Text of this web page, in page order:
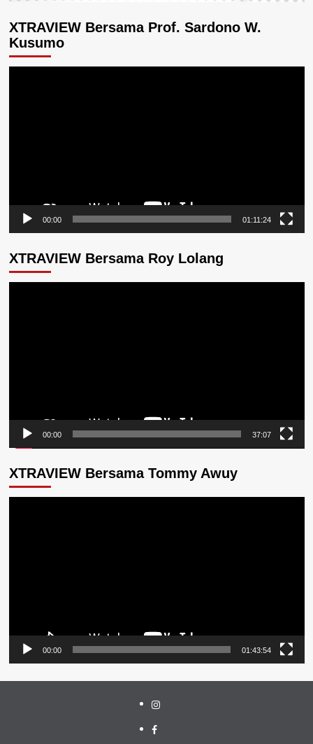
XTRAVIEW Bersama Prof. Sardono W.
Kusumo
00:00 01:11:24
XTRAVIEW Bersama Roy Lolang
00:00 37:07
XTRAVIEW Bersama Tommy Awuy
00:00 01:43:54
Instagram
Facebook